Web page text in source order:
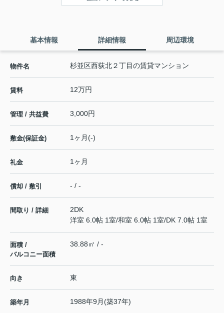
基本情報 詳細情報 周辺環境
物件名 杉並区西荻北２丁目の賃貸マンション
賃料 12万円
管理 / 共益費 3,000円
敷金(保証金) 1ヶ月(-)
礼金 1ヶ月
償却 / 敷引 - / -
間取り / 詳細
2DK
洋室 6.0帖 1室/和室 6.0帖 1室/DK 7.0帖 1室
面積 /
バルコニー面積
38.88㎡ / -
向き 東
築年月 1988年9月(築37年)